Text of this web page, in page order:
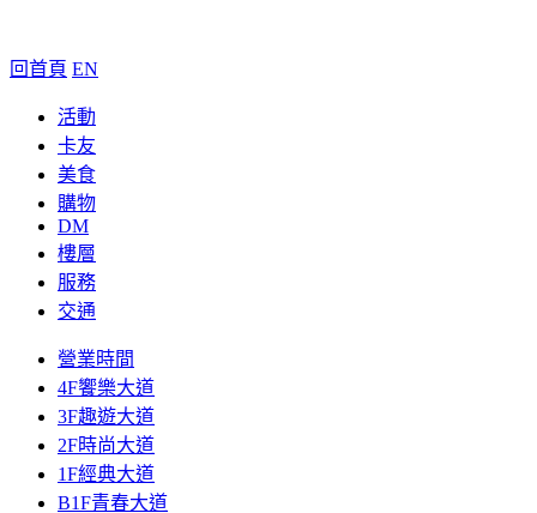
回首頁 EN
活動
卡友
美食
購物
DM
樓層
服務
交通
營業時間
4F饗樂大道
3F趣遊大道
2F時尚大道
1F經典大道
B1F青春大道